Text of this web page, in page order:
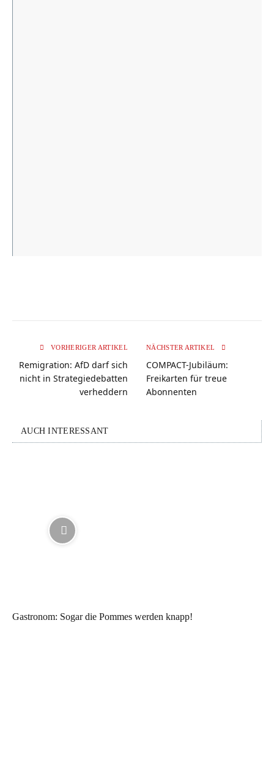
VORHERIGER ARTIKEL
Remigration: AfD darf sich
nicht in Strategiedebatten
verheddern
NÄCHSTER ARTIKEL
COMPACT-Jubiläum:
Freikarten für treue
Abonnenten
AUCH INTERESSANT
Gastronom: Sogar die Pommes werden knapp!